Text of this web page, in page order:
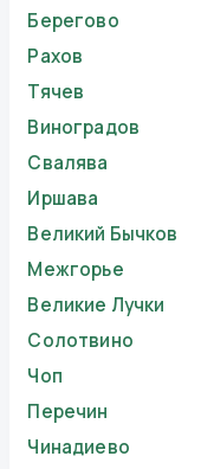
Берегово
Рахов
Тячев
Виноградов
Свалява
Иршава
Великий Бычков
Межгорье
Великие Лучки
Солотвино
Чоп
Перечин
Чинадиево